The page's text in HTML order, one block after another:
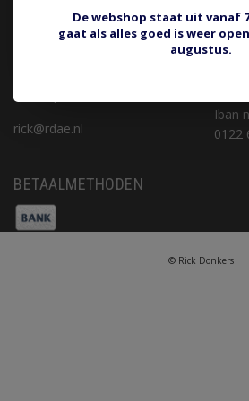
Privacy Policy
Betaalmethoden
Sitemap
rick@rdae.nl
KvK
Iban
0122
BETAALMETHODEN
© Rick Donkers
De webshop staat uit vanaf
gaat als alles goed is weer
augustus.